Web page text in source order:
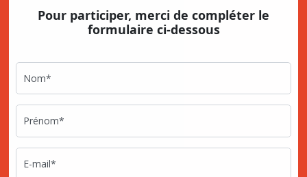
Pour participer, merci de compléter le
formulaire ci-dessous
Nom*
Prénom*
E-mail*